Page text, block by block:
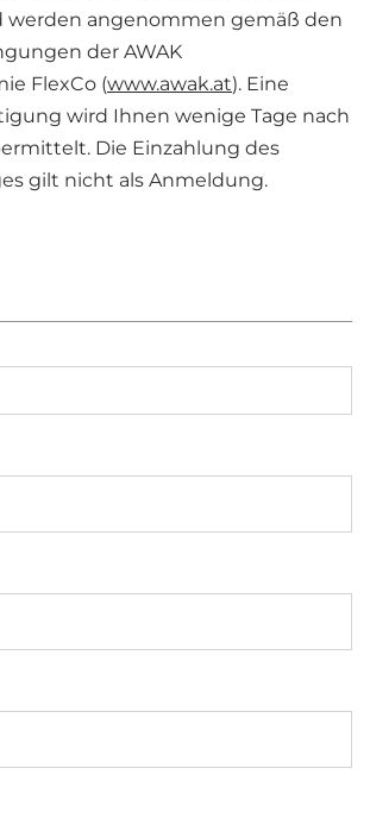
werden angenommen gemäß den
der AWAK
FlexCo (www.awak.at). Eine
wird Ihnen wenige Tage nach
Die Einzahlung des
gilt nicht als Anmeldung.